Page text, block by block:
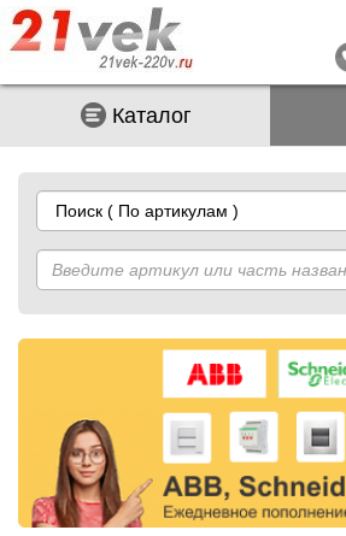
Каталог
Поиск ( По артикулам )